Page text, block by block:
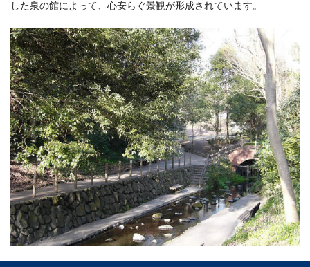
した泉の館によって、心安らぐ景観が形成されています。